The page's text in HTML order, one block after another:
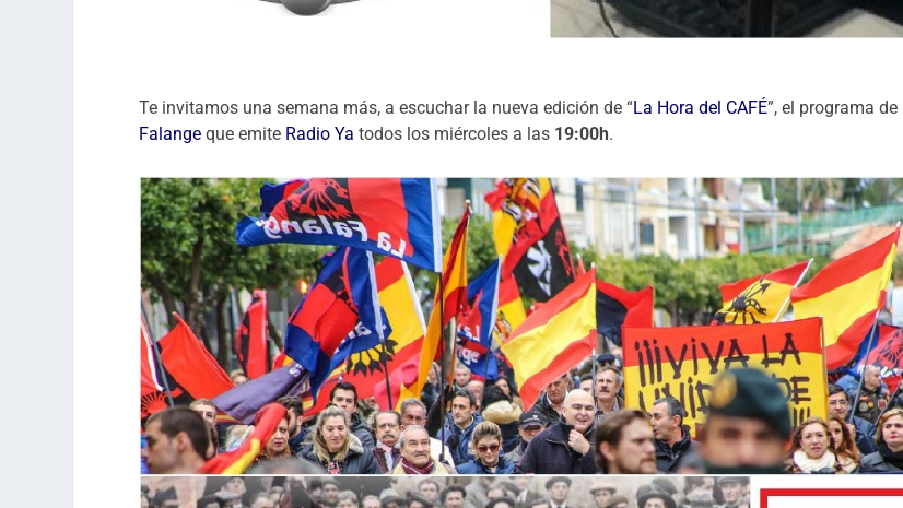
Te invitamos una semana más, a escuchar la nueva edición de “La Hora del CAFÉ”, el programa de
Falange que emite Radio Ya todos los miércoles a las 19:00h.